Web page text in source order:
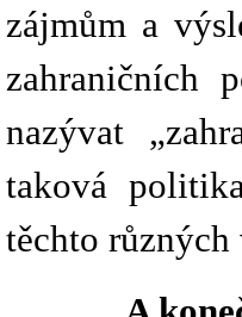
zájmům a
zahraničních
nazývat
taková
těchto